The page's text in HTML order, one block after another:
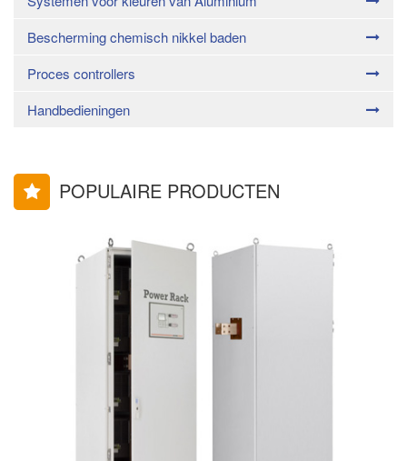
Bescherming chemisch nikkel baden
Proces controllers
Handbedieningen
POPULAIRE PRODUCTEN